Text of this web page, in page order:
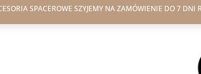
SPACEROWE SZYJEMY NA ZAMÓWIENIE DO 7 DNI